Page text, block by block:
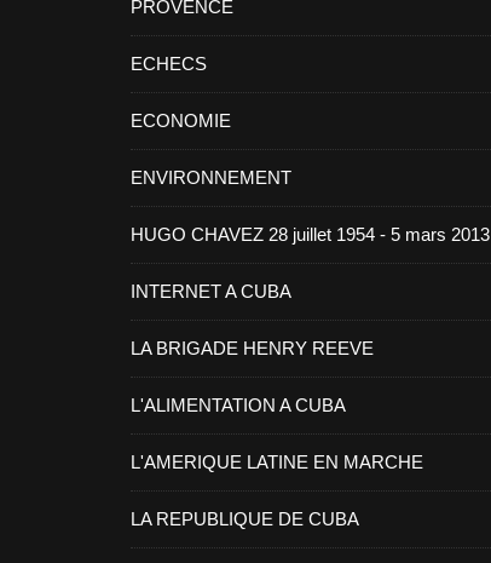
PROVENCE
ECHECS
ECONOMIE
ENVIRONNEMENT
HUGO CHAVEZ 28 juillet 1954 - 5 mars 2013
INTERNET A CUBA
LA BRIGADE HENRY REEVE
L'ALIMENTATION A CUBA
L'AMERIQUE LATINE EN MARCHE
LA REPUBLIQUE DE CUBA